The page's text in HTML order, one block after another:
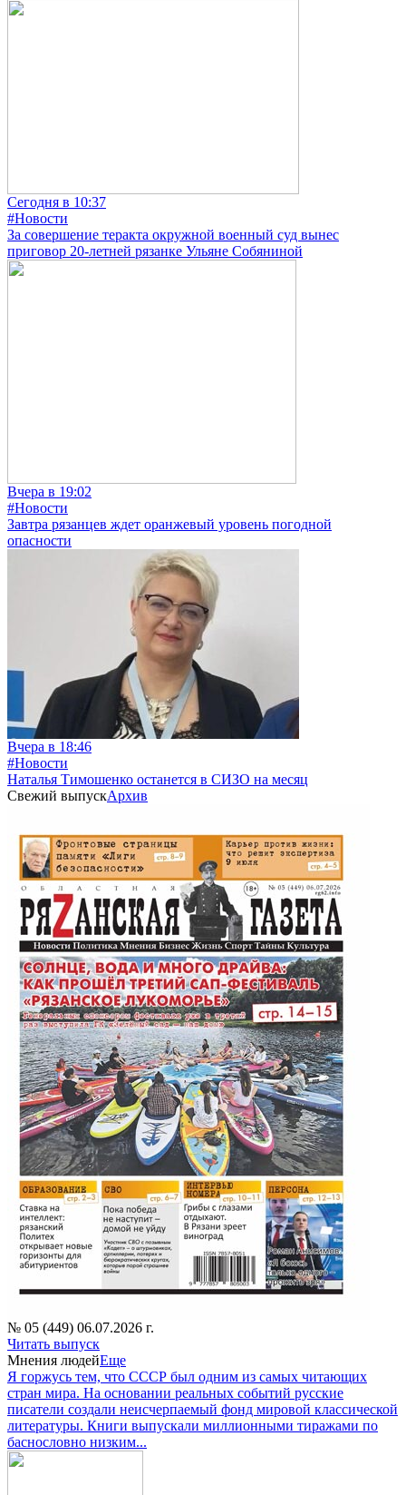
Сегодня в 10:37
#Новости
За совершение теракта окружной военный суд вынес
приговор 20-летней рязанке Ульяне Собяниной
Вчера в 19:02
#Новости
Завтра рязанцев ждет оранжевый уровень погодной
опасности
Вчера в 18:46
#Новости
Наталья Тимошенко останется в СИЗО на месяц
Свежий выпускАрхив
№ 05 (449) 06.07.2026 г.
Читать выпуск
Мнения людейЕще
Я горжусь тем, что СССР был одним из самых читающих
стран мира. На основании реальных событий русские
писатели создали неисчерпаемый фонд мировой классической
литературы. Книги выпускали миллионными тиражами по
баснословно низким...